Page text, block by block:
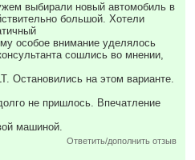
выбирали новый автомобиль в
большой. Хотели
особое внимание уделялось
сошлись во мнении,
Остановились на этом варианте.
не пришлось. Впечатление
машиной.
Ответить/дополнить отзыв